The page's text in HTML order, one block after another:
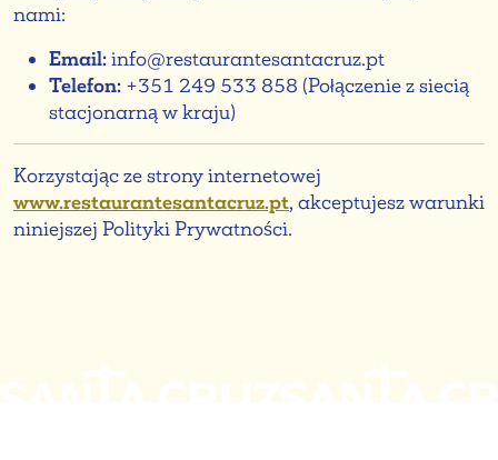
nami:
Email:info@restaurantesantacruz.pt
Telefon: +351 249 533 858 (Połączenie z siecią
stacjonarną w kraju)
Korzystając ze strony internetowej
www.restaurantesantacruz.pt, akceptujesz warunki
niniejszej Polityki Prywatności.